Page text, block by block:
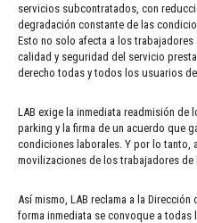
servicios subcontratados, con
degradación constante de las
Esto no solo afecta a los trabajadores
calidad y seguridad del servicio
derecho todas y todos los usuarios
LAB exige la inmediata readmisión de
parking y la firma de un acuerdo que
condiciones laborales. Y por lo tanto,
movilizaciones de los trabajadores de
Así mismo, LAB reclama a la
forma inmediata se convoque a todas